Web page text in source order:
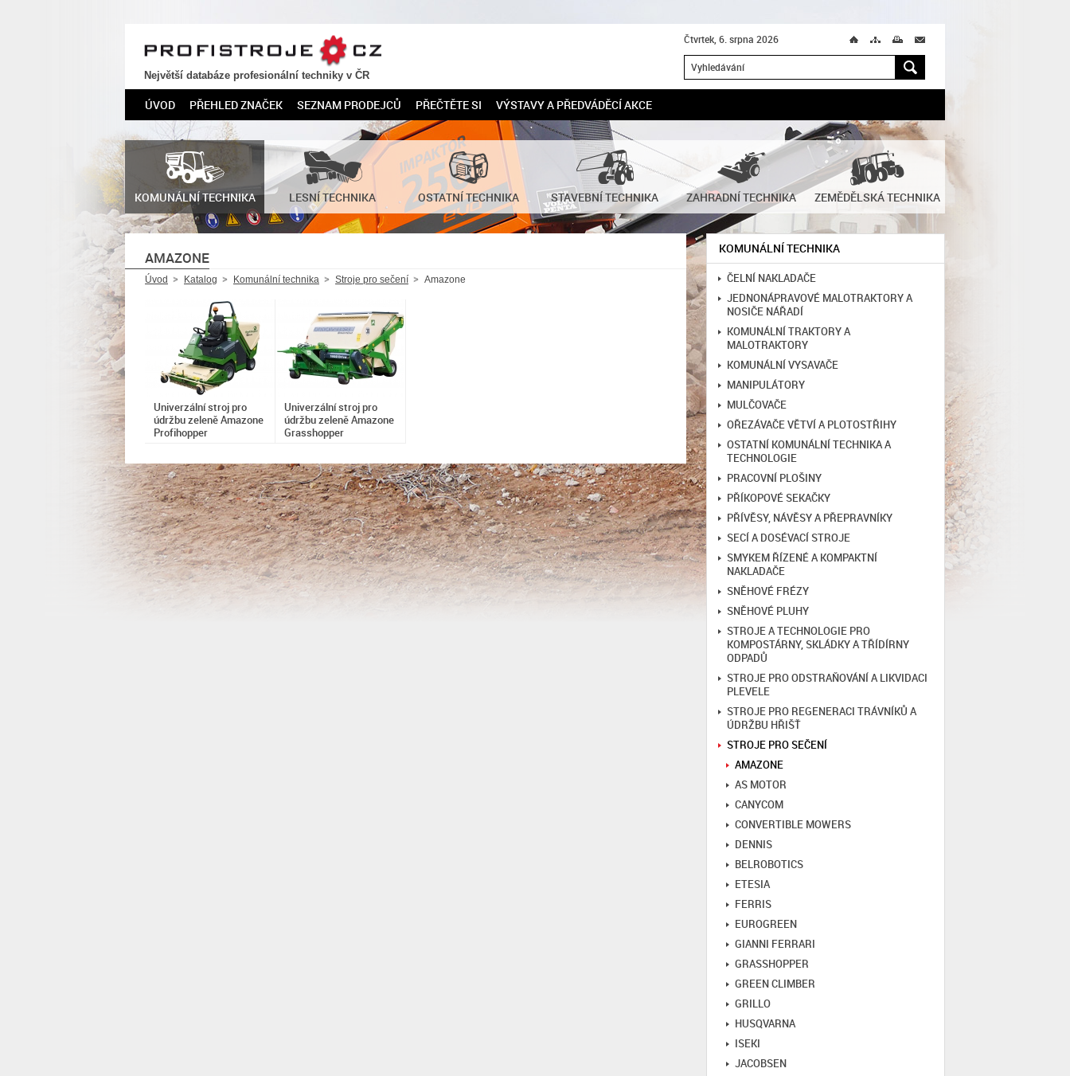
PROFISTROJE.CZ
Největší databáze profesionální techniky v ČR
Čtvrtek, 6. srpna 2026 Ú M T M
H
ÚVOD PŘEHLED ZNAČEK SEZNAM PRODEJCŮ PŘEČTĚTE SI VÝSTAVY A PŘEDVÁDĚCÍ AKCE
KOMUNÁLNÍ TECHNIKA LESNÍ TECHNIKA OSTATNÍ TECHNIKA STAVEBNÍ TECHNIKA ZAHRADNÍ TECHNIKA ZEMĚDĚLSKÁ TECHNIKA
AMAZONE
Úvod Katalog Komunální technika Stroje pro sečení Amazone
Univerzální stroj pro
údržbu zeleně Amazone
Profihopper
Univerzální stroj pro
údržbu zeleně Amazone
Grasshopper
KOMUNÁLNÍ TECHNIKA
ČELNÍ NAKLADAČE
JEDNONÁPRAVOVÉ MALOTRAKTORY A
NOSIČE NÁŘADÍ
KOMUNÁLNÍ TRAKTORY A
MALOTRAKTORY
KOMUNÁLNÍ VYSAVAČE
MANIPULÁTORY
MULČOVAČE
OŘEZÁVAČE VĚTVÍ A PLOTOSTŘIHY
OSTATNÍ KOMUNÁLNÍ TECHNIKA A
TECHNOLOGIE
PRACOVNÍ PLOŠINY
PŘÍKOPOVÉ SEKAČKY
PŘÍVĚSY, NÁVĚSY A PŘEPRAVNÍKY
SECÍ A DOSÉVACÍ STROJE
SMYKEM ŘÍZENÉ A KOMPAKTNÍ
NAKLADAČE
SNĚHOVÉ FRÉZY
SNĚHOVÉ PLUHY
STROJE A TECHNOLOGIE PRO
KOMPOSTÁRNY, SKLÁDKY A TŘÍDÍRNY
ODPADŮ
STROJE PRO ODSTRAŇOVÁNÍ A LIKVIDACI
PLEVELE
STROJE PRO REGENERACI TRÁVNÍKŮ A
ÚDRŽBU HŘIŠŤ
STROJE PRO SEČENÍ
AMAZONE
AS MOTOR
CANYCOM
CONVERTIBLE MOWERS
DENNIS
BELROBOTICS
ETESIA
FERRIS
EUROGREEN
GIANNI FERRARI
GRASSHOPPER
GREEN CLIMBER
GRILLO
HUSQVARNA
ISEKI
JACOBSEN